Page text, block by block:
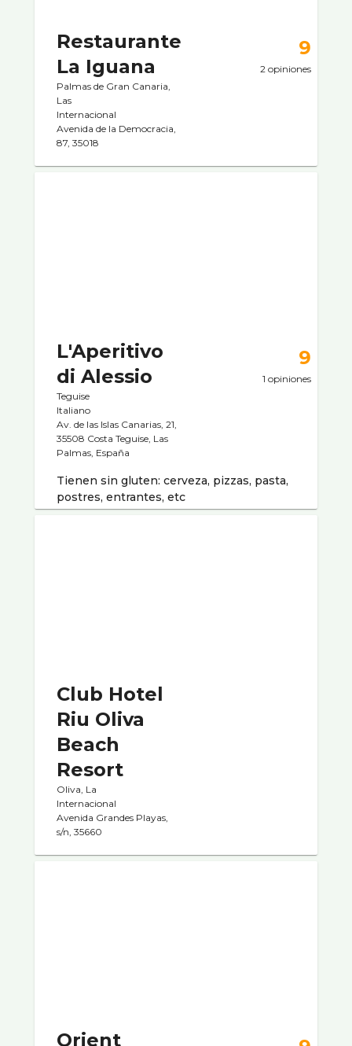
Restaurante
La Iguana
Palmas de Gran Canaria,
Las
Internacional
Avenida de la Democracia,
87, 35018
9
2 opiniones
L'Aperitivo
di Alessio
Teguise
Italiano
Av. de las Islas Canarias, 21,
35508 Costa Teguise, Las
Palmas, España
9
1 opiniones
Tienen sin gluten: cerveza, pizzas, pasta,
postres, entrantes, etc
Club Hotel
Riu Oliva
Beach
Resort
Oliva, La
Internacional
Avenida Grandes Playas,
s/n, 35660
Orient